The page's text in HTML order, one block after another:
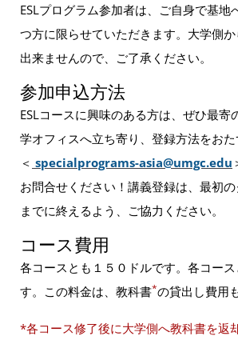
ESLプログラム参加者は、ご自身で基地
つ方に限らせていただきます。大学側
出来ませんので、ご了承ください。
参加申込方法
ESLコースに興味のある方は、ぜひ最寄
学オフィスへ立ち寄り、登録方法をおた
＜ specialprograms-asia@umgc.edu
お問合せください！講義登録は、最初
までに終えるよう、ご協力ください。
コース費用
各コースとも１５０ドルです。各コー
す。この料金は、教科書*の貸出し費用
*各コース修了後に大学側へ教科書を返